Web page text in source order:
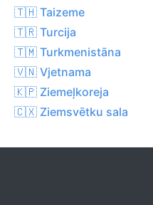
🇹🇭 Taizeme
🇹🇷 Turcija
🇹🇲 Turkmenistāna
🇻🇳 Vjetnama
🇰🇵 Ziemeļkoreja
🇨🇽 Ziemsvētku sala